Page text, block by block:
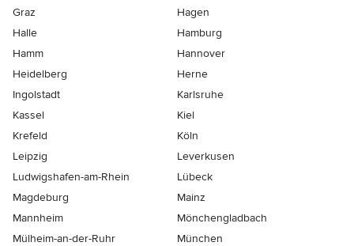
Graz
Hagen
Halle
Hamburg
Hamm
Hannover
Heidelberg
Herne
Ingolstadt
Karlsruhe
Kassel
Kiel
Krefeld
Köln
Leipzig
Leverkusen
Ludwigshafen-am-Rhein
Lübeck
Magdeburg
Mainz
Mannheim
Mönchen­gladbach
Mülheim-an-der-Ruhr
München